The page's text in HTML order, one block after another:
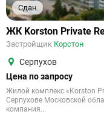
Сдан
ЖК Korston Private
Застройщик Корстон
Серпухов
Цена по запросу
Жилой комплекс «Korston
Серпухове Московской
компания...